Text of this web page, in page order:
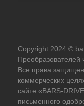
Copyright 2024 ©
Преобразователей
Все права
коммерческих
сайте «BARS-
письменного